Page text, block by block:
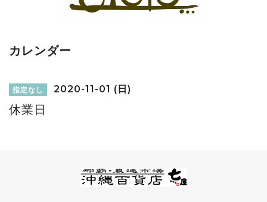
カレンダー
指定なし 2020-11-01 (日)
休業日